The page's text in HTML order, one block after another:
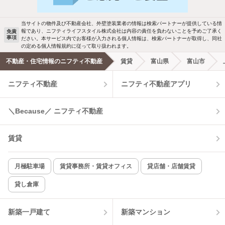
洗濯機置場あり 独立洗面台
エアコンあり 都市ガス
温水洗浄便座 オートロック
コンロ2口以上
新着のみ インターネット無料
該当件数:
物件一覧に反映
免責
事項
当サイトの物件及び不動産会社、外壁塗装業者の情報は検索パートナーが提供している情
報であり、ニフティライフスタイル株式会社は内容の責任を負わないことを予めご了承く
ださい。本サービス内でお客様が入力される個人情報は、検索パートナーが取得し、同社
の定める個人情報規約に従って取り扱われます。
不動産・住宅情報のニフティ不動産 賃貸 富山県 富山市
ニフティ不動産 ニフティ不動産アプリ
＼Because／ ニフティ不動産
賃貸
月極駐車場 賃貸事務所・賃貸オフィス 貸店舗・店舗賃貸
貸し倉庫
新築一戸建て 新築マンション